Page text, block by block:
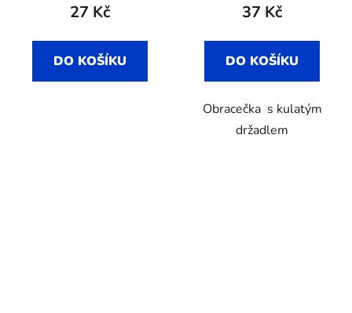
27 Kč
DO KOŠÍKU
37 Kč
DO KOŠÍKU
Obracečka s kulatým
držadlem